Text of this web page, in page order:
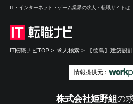
IT・インターネット・ゲーム業界の求人・転職サイトは
IT転職ナビTOP > 求人検索 > 【徳島】建築設
情報提供元：
株式会社姫野組の